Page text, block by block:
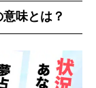
味とは？